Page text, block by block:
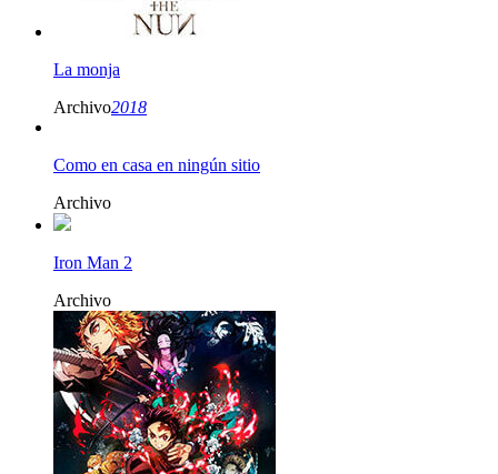
La monja
Archivo2018
Como en casa en ningún sitio
Archivo
Iron Man 2
Archivo